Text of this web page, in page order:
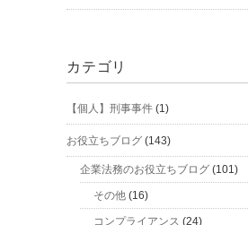
カテゴリ
【個人】刑事事件 (1)
お役立ちブログ (143)
企業法務のお役立ちブログ (101)
その他 (16)
コンプライアンス (24)